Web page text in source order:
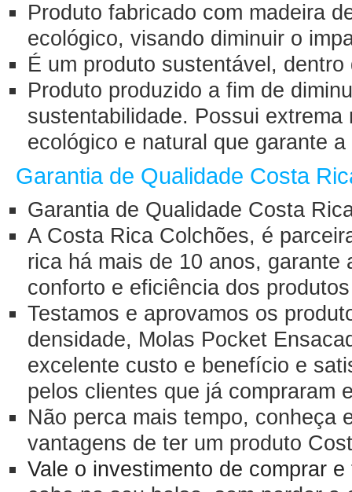
Produto fabricado com madeira
ecológico, visando diminuir o
É um produto sustentável,
Produto produzido a fim de
sustentabilidade. Possui
ecológico e natural que garante
Garantia de Qualidade Costa
Garantia de Qualidade Costa
A Costa Rica Colchões, é
rica há mais de 10 anos,
conforto e eficiência dos
Testamos e aprovamos os
densidade, Molas Pocket
excelente custo e benefício e
pelos clientes que já compraram
Não perca mais tempo, conheça
vantagens de ter um produto
Vale o investimento de comprar